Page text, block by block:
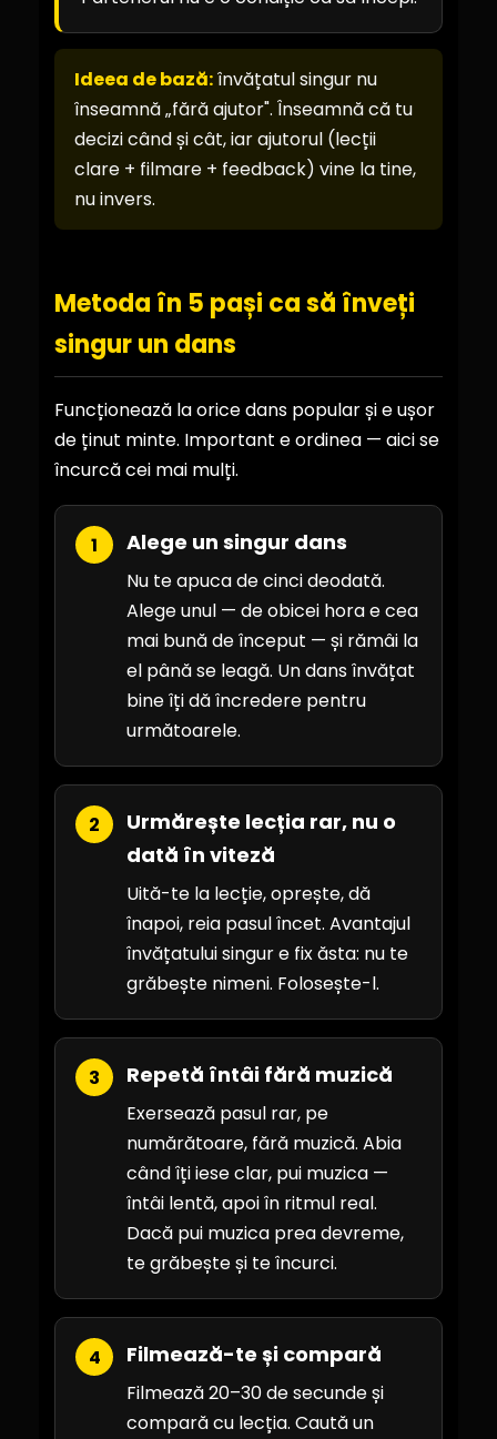
Ideea de bază:învățatul singur nu
înseamnă „fără ajutor". Înseamnă că tu
decizi când și cât, iar ajutorul (lecții
clare + filmare + feedback) vine la tine,
nu invers.
Metoda în 5 pași ca să înveți
singur un dans
Funcționează la orice dans popular și e ușor
de ținut minte. Important e ordinea — aici se
încurcă cei mai mulți.
1 Alege un singur dans
Nu te apuca de cinci deodată.
Alege unul — de obicei hora e cea
mai bună de început — și rămâi la
el până se leagă. Un dans învățat
bine îți dă încredere pentru
următoarele.
2
Urmărește lecția rar, nu o
dată în viteză
Uită-te la lecție, oprește, dă
înapoi, reia pasul încet. Avantajul
învățatului singur e fix ăsta: nu te
grăbește nimeni. Folosește-l.
3 Repetă întâi fără muzică
Exersează pasul rar, pe
numărătoare, fără muzică. Abia
când îți iese clar, pui muzica —
întâi lentă, apoi în ritmul real.
Dacă pui muzica prea devreme,
te grăbește și te încurci.
4 Filmează-te și compară
Filmează 20–30 de secunde și
compară cu lecția. Caută un